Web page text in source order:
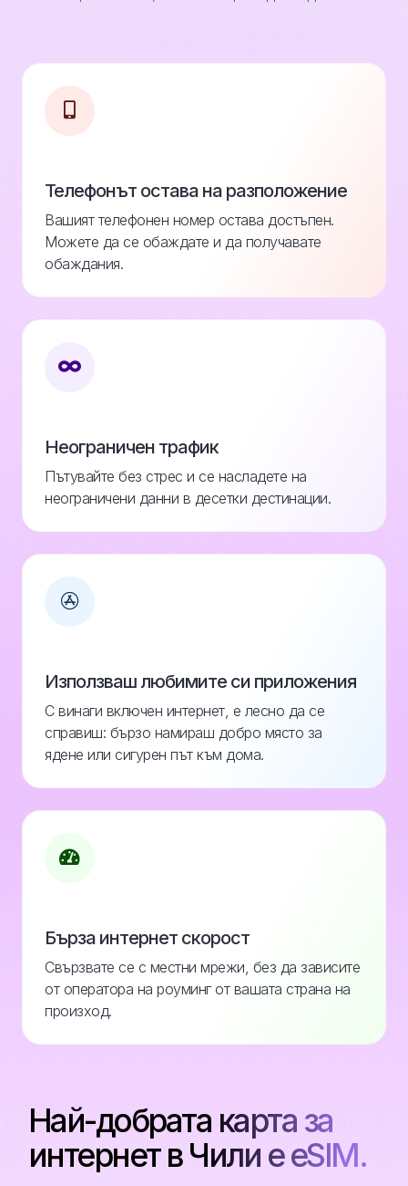
Телефонът остава на разположение
Вашият телефонен номер остава достъпен.
Можете да се обаждате и да получавате
обаждания.
Неограничен трафик
Пътувайте без стрес и се насладете на
неограничени данни в десетки дестинации.
Използваш любимите си приложения
С винаги включен интернет, е лесно да се
справиш: бързо намираш добро място за
ядене или сигурен път към дома.
Бърза интернет скорост
Свързвате се с местни мрежи, без да зависите
от оператора на роуминг от вашата страна на
произход.
Най-добрата карта за
интернет в Чили е eSIM.